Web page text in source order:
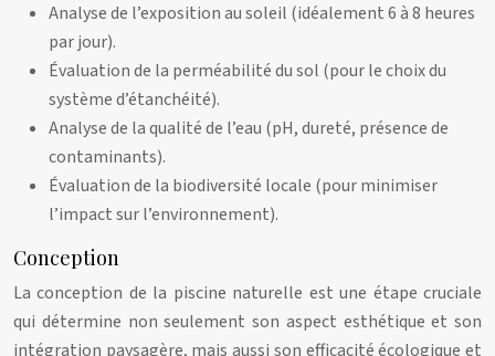
Analyse de l’exposition au soleil (idéalement 6 à 8 heures
par jour).
Évaluation de la perméabilité du sol (pour le choix du
système d’étanchéité).
Analyse de la qualité de l’eau (pH, dureté, présence de
contaminants).
Évaluation de la biodiversité locale (pour minimiser
l’impact sur l’environnement).
Conception
La conception de la piscine naturelle est une étape cruciale
qui détermine non seulement son aspect esthétique et son
intégration paysagère, mais aussi son efficacité écologique et